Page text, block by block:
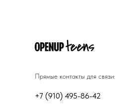
+7 (910) 495-86-42
Прямые контакты для связи: